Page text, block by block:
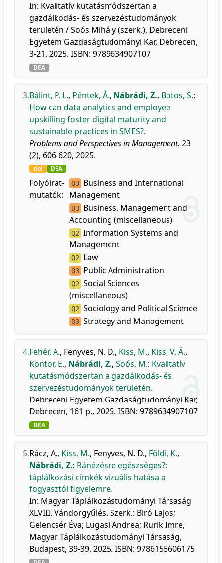
In: Kvalitatív kutatásmódszertan a
gazdálkodás- és szervezéstudományok
területén / Soós Mihály (szerk.), Debreceni
Egyetem Gazdaságtudományi Kar, Debrecen,
3-21, 2025. ISBN: 9789634907107
DEA
3.Bálint, P. L., Péntek, Á., Nábrádi, Z., Botos, S.:
How can data analytics and employee
upskilling foster digital maturity and
sustainable practices in SMES?.
Problems and Perspectives in Management. 23
(2), 606-620, 2025.
doi DEA
Folyóirat-
mutatók:
Q3 Business and International
Management
Q3 Business, Management and
Accounting (miscellaneous)
Q2 Information Systems and
Management
Q2 Law
Q3 Public Administration
Q2 Social Sciences
(miscellaneous)
Q2 Sociology and Political Science
Q3 Strategy and Management
4.Fehér, A., Fenyves, N. D., Kiss, M., Kiss, V. Á.,
Kontor, E., Nábrádi, Z., Soós, M.: Kvalitatív
kutatásmódszertan a gazdálkodás- és
szervezéstudományok területén.
Debreceni Egyetem Gazdaságtudományi Kar,
Debrecen, 161 p., 2025. ISBN: 9789634907107
DEA
5.Rácz, A., Kiss, M., Fenyves, N. D., Földi, K.,
Nábrádi, Z.: Ránézésre egészséges?:
táplálkozási címkék vizuális hatása a
fogyasztói figyelemre.
In: Magyar Táplálkozástudományi Társaság
XLVIII. Vándorgyűlés. Szerk.: Biró Lajos;
Gelencsér Éva; Lugasi Andrea; Rurik Imre,
Magyar Táplálkozástudományi Társaság,
Budapest, 39-39, 2025. ISBN: 9786155606175